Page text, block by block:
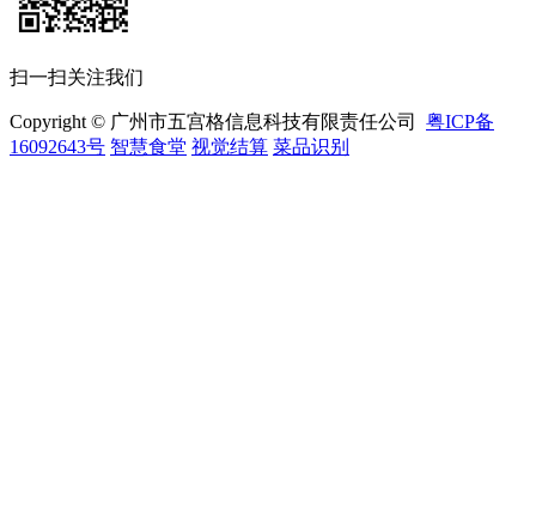
扫一扫关注我们
Copyright © 广州市五宫格信息科技有限责任公司 粤ICP备
16092643号 智慧食堂 视觉结算 菜品识别